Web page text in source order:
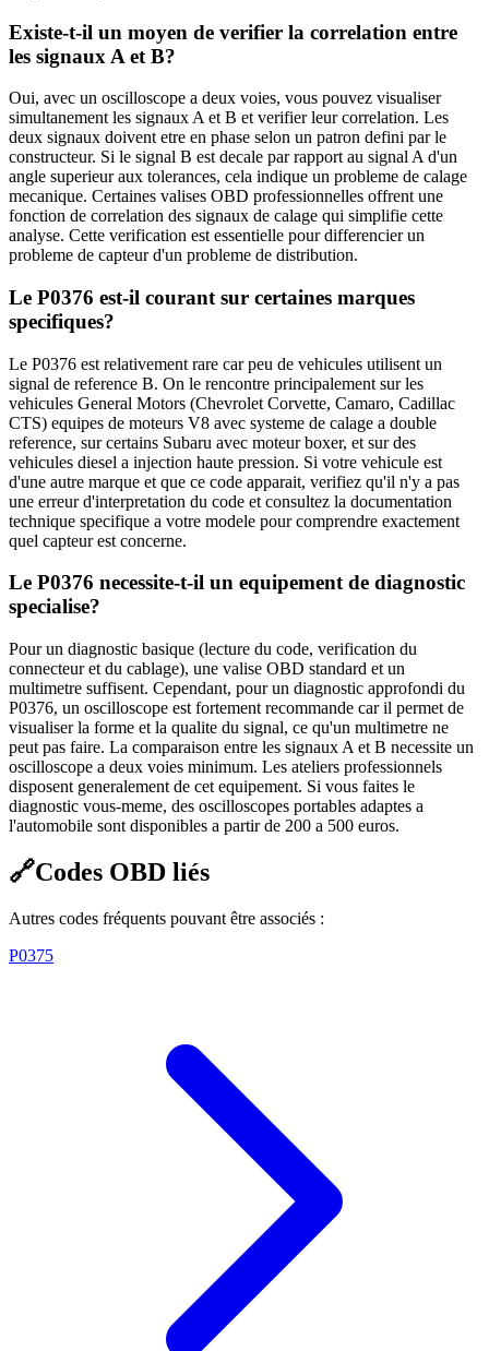
Existe-t-il un moyen de verifier la correlation entre
les signaux A et B?
Oui, avec un oscilloscope a deux voies, vous pouvez visualiser
simultanement les signaux A et B et verifier leur correlation. Les
deux signaux doivent etre en phase selon un patron defini par le
constructeur. Si le signal B est decale par rapport au signal A d'un
angle superieur aux tolerances, cela indique un probleme de calage
mecanique. Certaines valises OBD professionnelles offrent une
fonction de correlation des signaux de calage qui simplifie cette
analyse. Cette verification est essentielle pour differencier un
probleme de capteur d'un probleme de distribution.
Le P0376 est-il courant sur certaines marques
specifiques?
Le P0376 est relativement rare car peu de vehicules utilisent un
signal de reference B. On le rencontre principalement sur les
vehicules General Motors (Chevrolet Corvette, Camaro, Cadillac
CTS) equipes de moteurs V8 avec systeme de calage a double
reference, sur certains Subaru avec moteur boxer, et sur des
vehicules diesel a injection haute pression. Si votre vehicule est
d'une autre marque et que ce code apparait, verifiez qu'il n'y a pas
une erreur d'interpretation du code et consultez la documentation
technique specifique a votre modele pour comprendre exactement
quel capteur est concerne.
Le P0376 necessite-t-il un equipement de diagnostic
specialise?
Pour un diagnostic basique (lecture du code, verification du
connecteur et du cablage), une valise OBD standard et un
multimetre suffisent. Cependant, pour un diagnostic approfondi du
P0376, un oscilloscope est fortement recommande car il permet de
visualiser la forme et la qualite du signal, ce qu'un multimetre ne
peut pas faire. La comparaison entre les signaux A et B necessite un
oscilloscope a deux voies minimum. Les ateliers professionnels
disposent generalement de cet equipement. Si vous faites le
diagnostic vous-meme, des oscilloscopes portables adaptes a
l'automobile sont disponibles a partir de 200 a 500 euros.
🔗Codes OBD liés
Autres codes fréquents pouvant être associés :
P0375